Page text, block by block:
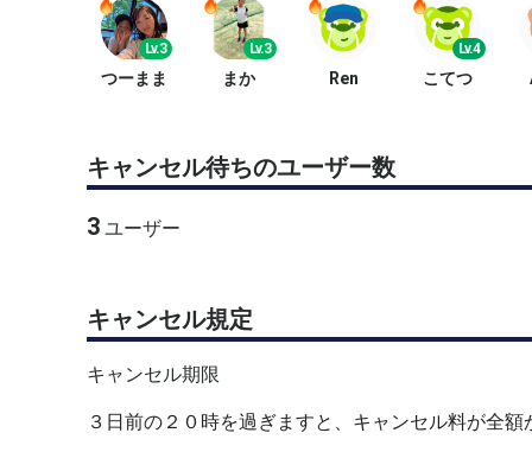
Lv.3
つーまま
Lv.3
まか Ren
Lv.4
こてつ
キャンセル待ちのユーザー数
3 ユーザー
キャンセル規定
キャンセル期限
３日前の２０時を過ぎますと、キャンセル料が全額